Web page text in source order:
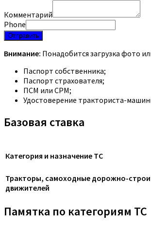
Комментарий
Phone
Отправить
Внимание: Понадобится загрузка фото
Паспорт собственника;
Паспорт страхователя;
ПСМ или СРМ;
Удостоверение тракториста-
Базовая ставка
Категория и назначение ТС
Тракторы, самоходные дорожно-
движителей
Памятка по категориям ТС